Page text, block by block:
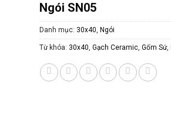
Ngói SN05
Danh mục: 30x40, Ngói
Từ khóa: 30x40, Gạch Ceramic, Gốm Sứ,